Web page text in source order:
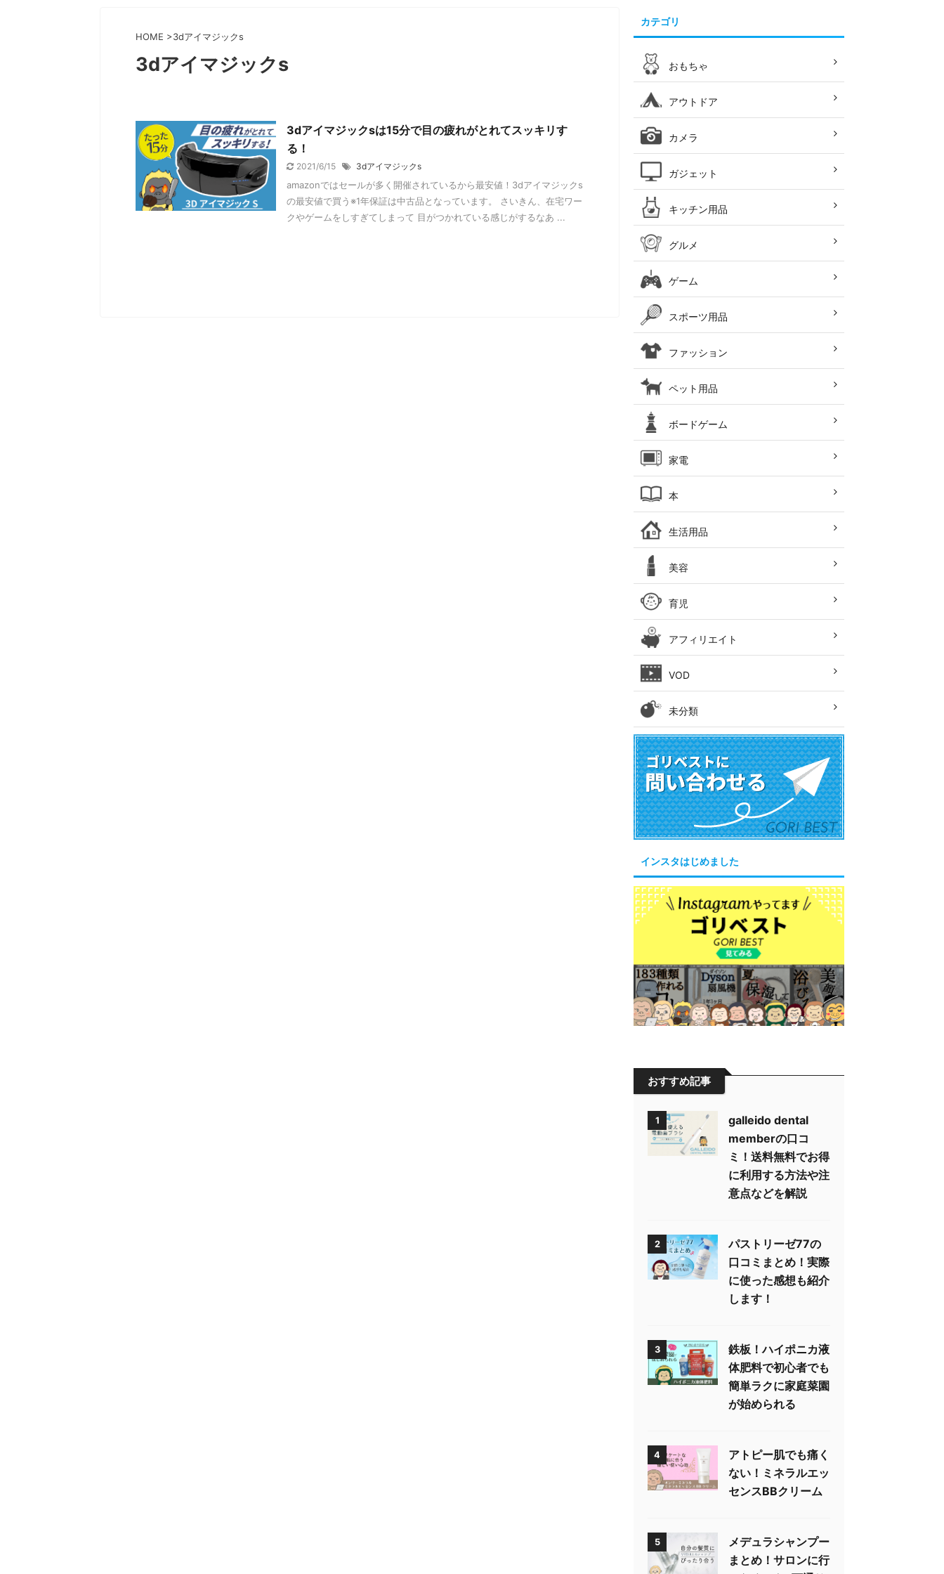
HOME >3dアイマジックs
3dアイマジックs
3dアイマジックsは15分で目の疲れがとれてスッキリす
る！
2021/6/15 3dアイマジックs
amazonではセールが多く開催されているから最安値！3dアイマジックs
の最安値で買う※1年保証は中古品となっています。 さいきん、在宅ワー
クやゲームをしすぎてしまって 目がつかれている感じがするなあ ...
カテゴリ
おもちゃ
アウトドア
カメラ
ガジェット
キッチン用品
グルメ
ゲーム
スポーツ用品
ファッション
ペット用品
ボードゲーム
家電
本
生活用品
美容
育児
アフィリエイト
VOD
未分類
インスタはじめました
おすすめ記事
1
galleido dental
memberの口コ
ミ！送料無料でお得
に利用する方法や注
意点などを解説
2
パストリーゼ77の
口コミまとめ！実際
に使った感想も紹介
します！
3
鉄板！ハイポニカ液
体肥料で初心者でも
簡単ラクに家庭菜園
が始められる
4
アトピー肌でも痛く
ない！ミネラルエッ
センスBBクリーム
5
メデュラシャンプー
まとめ！サロンに行